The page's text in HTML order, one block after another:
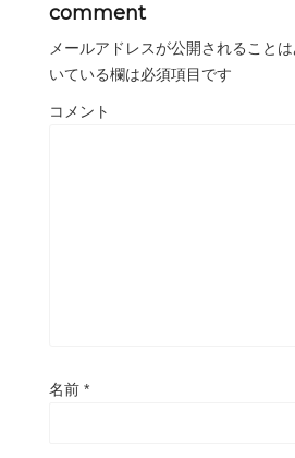
comment
メールアドレスが公開されることは
いている欄は必須項目です
コメント
名前 *